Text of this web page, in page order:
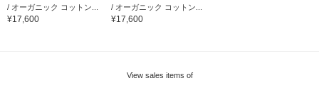
/ オーガニック コットン...
¥17,600
/ オーガニック コットン...
¥17,600
View sales items of